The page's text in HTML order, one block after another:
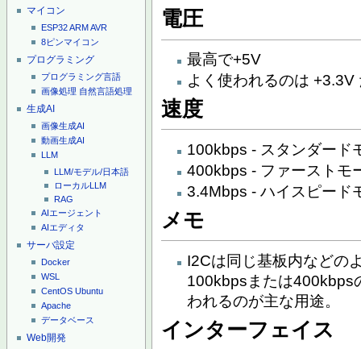
マイコン
ESP32ARMAVR
8ピンマイコン
プログラミング
プログラミング言語
画像処理 自然言語処理
生成AI
画像生成AI
動画生成AI
LLM
LLM/モデル/日本語
ローカルLLM
RAG
AIエージェント
AIエディタ
サーバ設定
Docker
WSL
CentOS Ubuntu
Apache
データベース
Web開発
電圧
最高で+5V
よく使われるのは
速度
100kbps - スタンダード
400kbps - ファーストモ
3.4Mbps - ハイスピード
メモ
I2Cは同じ基板内などの
100kbpsまたは400kbps
われるのが主な用途。
インターフェイス